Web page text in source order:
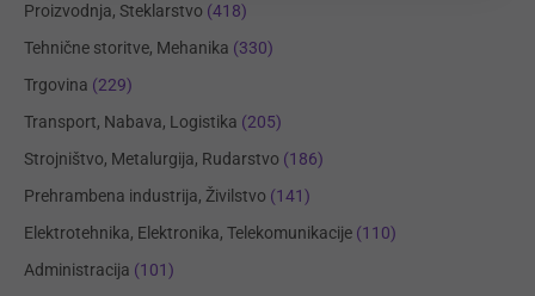
Proizvodnja, Steklarstvo (418)
Tehnične storitve, Mehanika (330)
Trgovina (229)
Transport, Nabava, Logistika (205)
Strojništvo, Metalurgija, Rudarstvo (186)
Prehrambena industrija, Živilstvo (141)
Elektrotehnika, Elektronika, Telekomunikacije (110)
Administracija (101)